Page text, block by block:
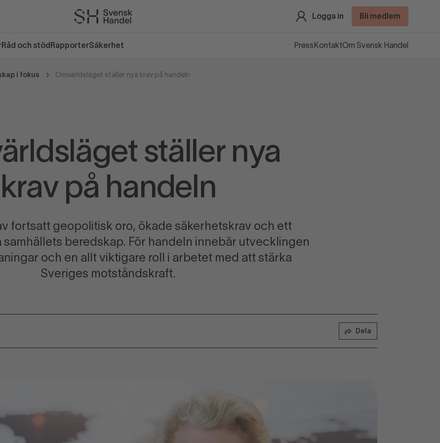
Logga in Bli medlem
Råd och stöd RapporterSäkerhet Press KontaktOm Svensk Handel
i fokus Omvärldsläget ställer nya krav på handeln
ställer nya
krav på handeln
fortsatt geopolitisk oro, ökade säkerhetskrav och ett
samhällets beredskap. För handeln innebär utvecklingen
och en allt viktigare roll i arbetet med att stärka
Sveriges motståndskraft.
Dela